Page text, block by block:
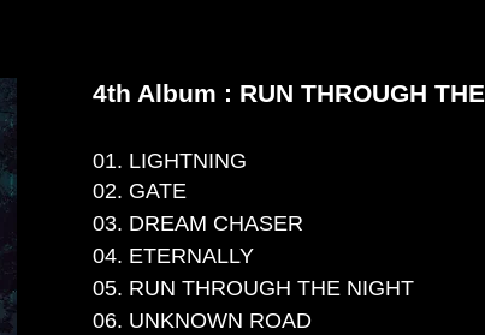
4th Album : RUN THROUGH
01. LIGHTNING
02. GATE
03. DREAM CHASER
04. ETERNALLY
05. RUN THROUGH THE NIGHT
06. UNKNOWN ROAD